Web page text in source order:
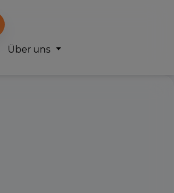
Über uns